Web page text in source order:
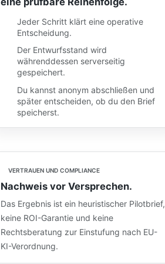
Jeder Schritt klärt eine operative
Entscheidung.
Der Entwurfsstand wird
währenddessen serverseitig
gespeichert.
Du kannst anonym abschließen und
später entscheiden, ob du den Brief
speicherst.
VERTRAUEN UND COMPLIANCE
Nachweis vor Versprechen.
Das Ergebnis ist ein heuristischer Pilotbrief,
keine ROI-Garantie und keine
Rechtsberatung zur Einstufung nach EU-
KI-Verordnung.